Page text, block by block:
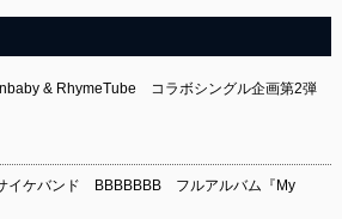
& RhymeTube コラボシングル企画第2弾
サイケバンド BBBBBBB フルアルバム『My